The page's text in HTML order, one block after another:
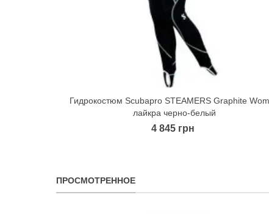
Quick view
Гидрокостюм Scubapro STEAMERS Graphite
лайкра черно-белый
4 845 грн
ПРОСМОТРЕННОЕ